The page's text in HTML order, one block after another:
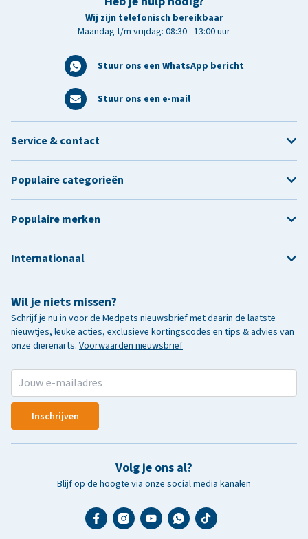
Wij zijn telefonisch bereikbaar
Maandag t/m vrijdag: 08:30 - 13:00 uur
Stuur ons een WhatsApp bericht
Stuur ons een e-mail
Wil je niets missen?
Schrijf je nu in voor de Medpets nieuwsbrief met daarin de laatste
nieuwtjes, leuke acties, exclusieve kortingscodes en tips & advies van
onze dierenarts. Voorwaarden nieuwsbrief
Inschrijven
Volg je ons al?
Blijf op de hoogte via onze social media kanalen
Service & contact
Populaire categorieën
Populaire merken
Internationaal